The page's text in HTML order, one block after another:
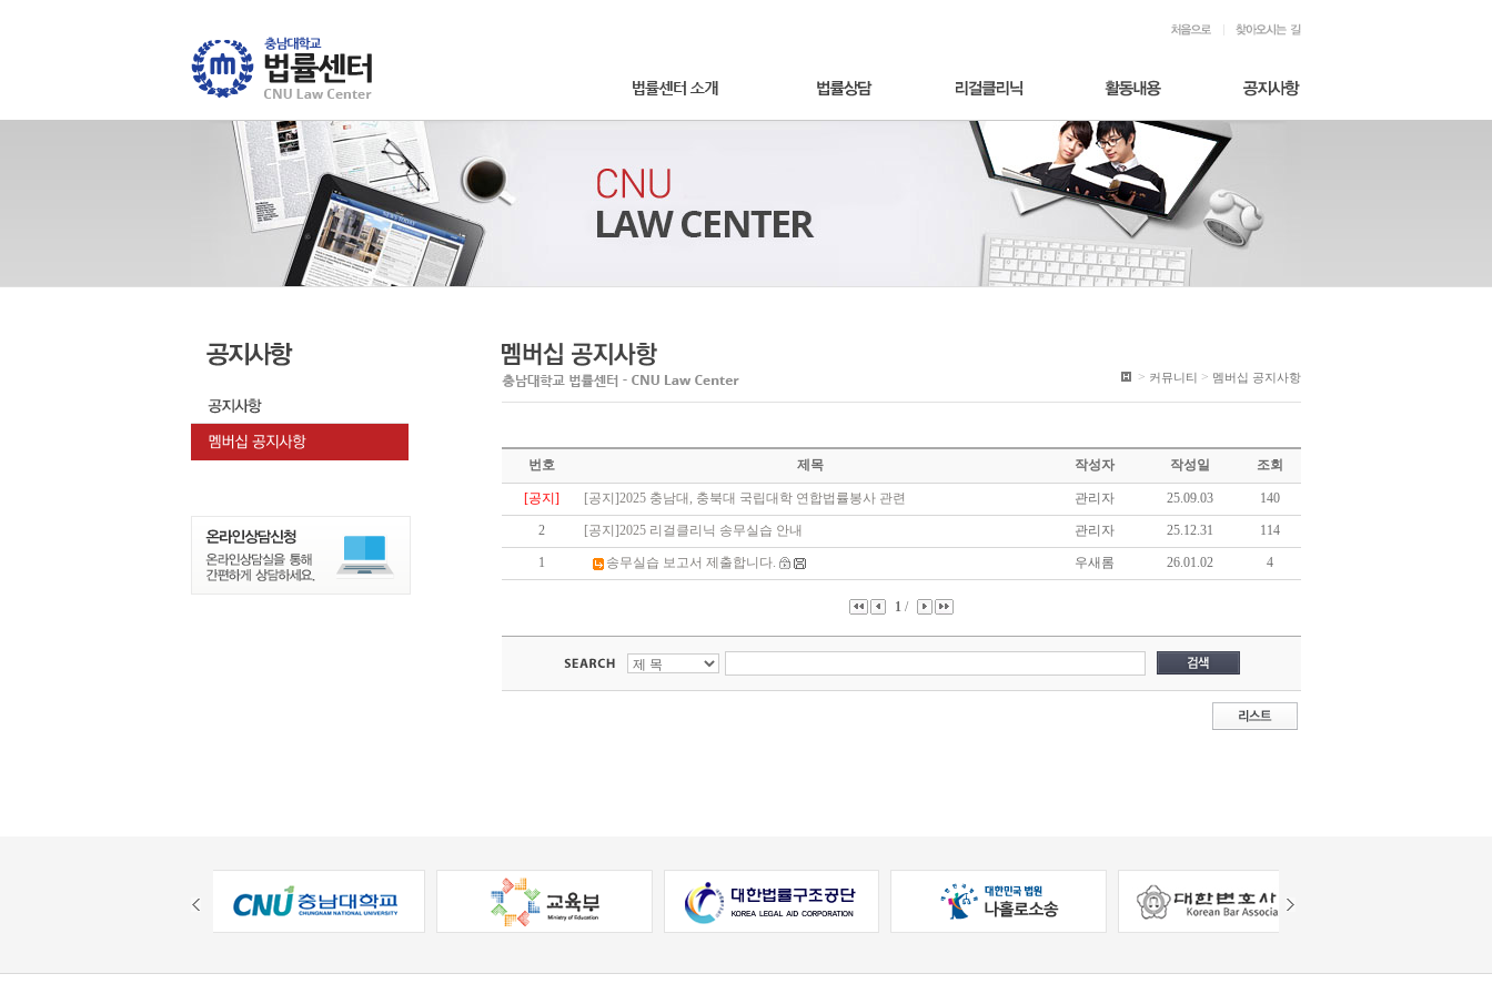
> 커뮤니티 > 멤버십 공지사항
번호 제목 작성자 작성일 조회
[공지] [공지]2025 충남대, 충북대 국립대학 연합법률봉사 관련 관리자 25.09.03 140
2 [공지]2025 리걸클리닉 송무실습 안내 관리자 25.12.31 114
1 송무실습 보고서 제출합니다. 우새롬 26.01.02 4
1 /